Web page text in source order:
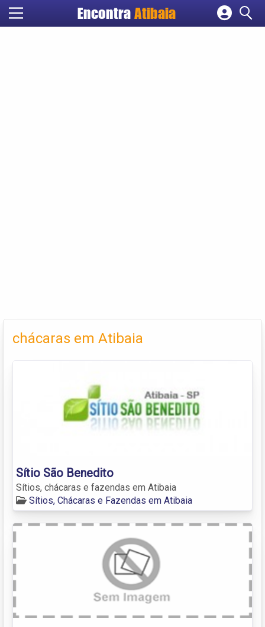
Encontra Atibaia
chácaras em Atibaia
Sítio São Benedito
Sítios, chácaras e fazendas em Atibaia
Sítios, Chácaras e Fazendas em Atibaia